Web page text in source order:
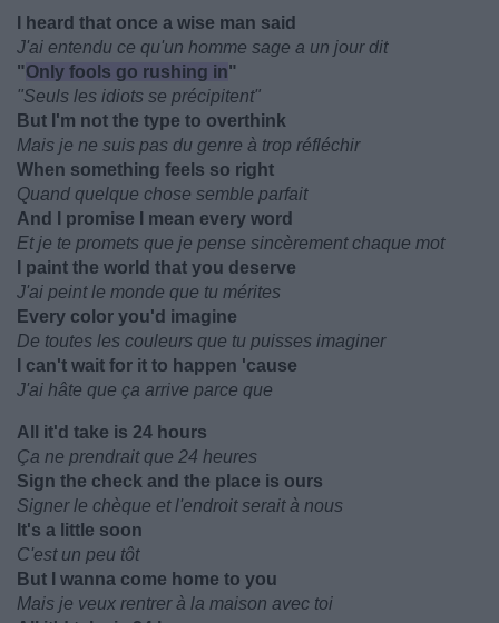
I heard that once a wise man said
J'ai entendu ce qu'un homme sage a un jour dit
"Only fools go rushing in"
"Seuls les idiots se précipitent"
But I'm not the type to overthink
Mais je ne suis pas du genre à trop réfléchir
When something feels so right
Quand quelque chose semble parfait
And I promise I mean every word
Et je te promets que je pense sincèrement chaque mot
I paint the world that you deserve
J'ai peint le monde que tu mérites
Every color you'd imagine
De toutes les couleurs que tu puisses imaginer
I can't wait for it to happen 'cause
J'ai hâte que ça arrive parce que
All it'd take is 24 hours
Ça ne prendrait que 24 heures
Sign the check and the place is ours
Signer le chèque et l'endroit serait à nous
It's a little soon
C'est un peu tôt
But I wanna come home to you
Mais je veux rentrer à la maison avec toi